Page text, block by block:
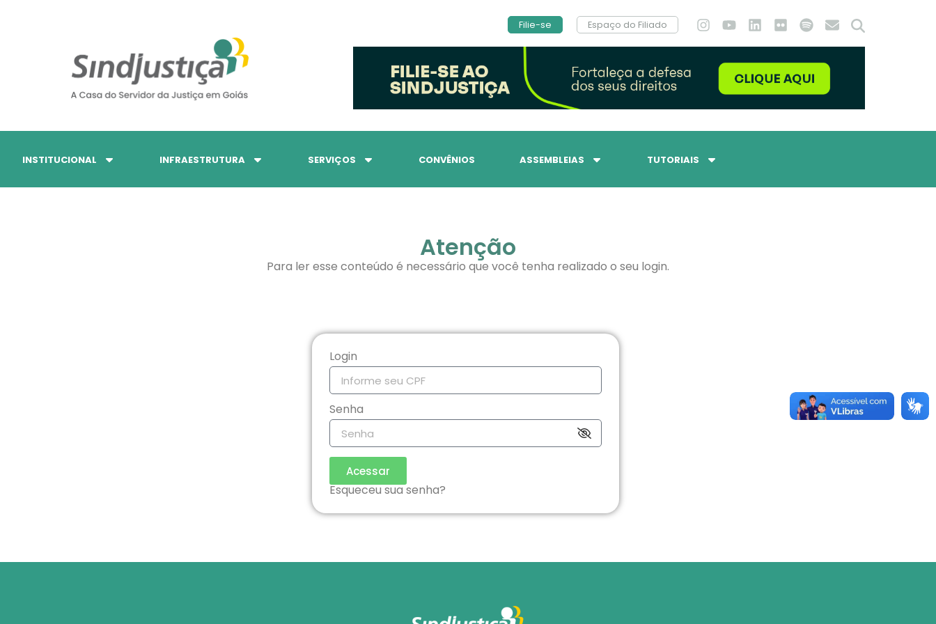
Filie-se Espaço do Filiado
INSTITUCIONAL INFRAESTRUTURA SERVIÇOS CONVÊNIOS ASSEMBLEIAS TUTORIAIS
Atenção
Para ler esse conteúdo é necessário que você tenha realizado o seu login.
Login
Senha
Acessar
Esqueceu sua senha?